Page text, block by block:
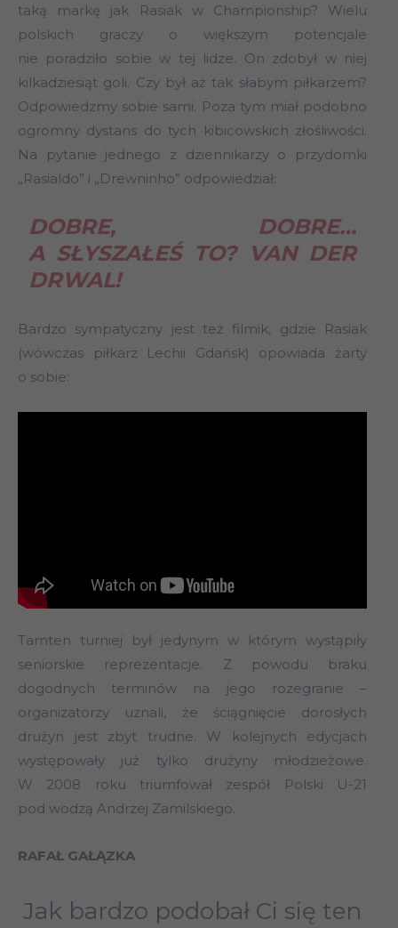
taką markę jak Rasiak w Championship? Wielu
polskich graczy o większym potencjale
nie poradziło sobie w tej lidze. On zdobył w niej
kilkadziesiąt goli. Czy był aż tak słabym piłkarzem?
Odpowiedzmy sobie sami. Poza tym miał podobno
ogromny dystans do tych kibicowskich złośliwości.
Na pytanie jednego z dziennikarzy o przydomki
„Rasialdo” i „Drewninho” odpowiedział:
DOBRE, DOBRE…
A SŁYSZAŁEŚ TO? VAN DER
DRWAL!
Bardzo sympatyczny jest też filmik, gdzie Rasiak
(wówczas piłkarz Lechii Gdańsk) opowiada żarty
o sobie:
Tamten turniej był jedynym w którym wystąpiły
seniorskie reprezentacje. Z powodu braku
dogodnych terminów na jego rozegranie –
organizatorzy uznali, że ściągnięcie dorosłych
drużyn jest zbyt trudne. W kolejnych edycjach
występowały już tylko drużyny młodzieżowe.
W 2008 roku triumfował zespół Polski U-21
pod wodzą Andrzej Zamilskiego.
RAFAŁ GAŁĄZKA
Jak bardzo podobał Ci się ten